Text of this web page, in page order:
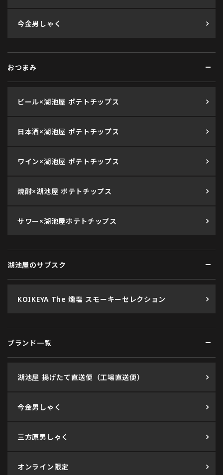
今金男しゃく
おつまみ
ビール×湖池屋 ポテトチップス
日本酒×湖池屋 ポテトチップス
ワイン×湖池屋 ポテトチップス
焼酎×湖池屋 ポテトチップス
サワー×湖池屋ポテトチップス
湖池屋のサブスク
KOIKEYA The 燻塩 スモーキーセレクション
ブランド一覧
湖池屋 揚げたて直送便（工場直送便）
今金男しゃく
三方原男しゃく
オンライン限定